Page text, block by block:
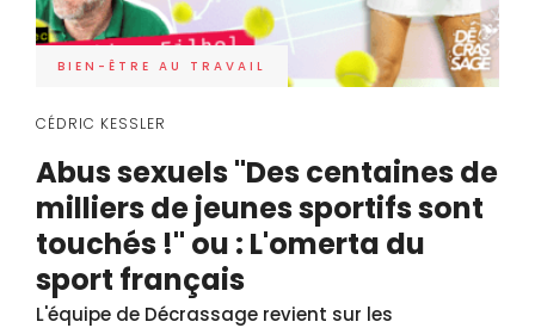
BIEN-ÊTRE AU TRAVAIL
CÉDRIC KESSLER
Abus sexuels "Des centaines de
milliers de jeunes sportifs sont
touchés !" ou : L'omerta du
sport français
L'équipe de Décrassage revient sur les